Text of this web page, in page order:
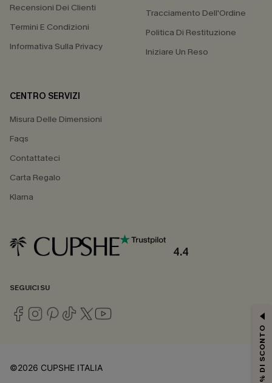
Recensioni Dei Clienti
Termini E Condizioni
Informativa Sulla Privacy
Tracciamento Dell'Ordine
Politica Di Restituzione
Iniziare Un Reso
CENTRO SERVIZI
Misura Delle Dimensioni
Faqs
Contattateci
Carta Regalo
Klarna
4.4
SEGUICI SU
©2026 CUPSHE ITALIA 15% DI SCONTO